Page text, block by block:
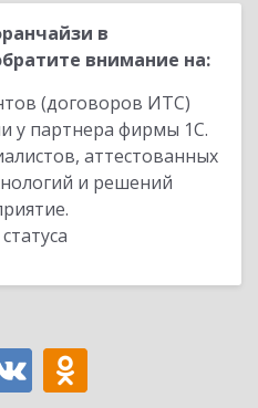
в
внимание на:
(договоров ИТС)
у партнера фирмы 1С.
аттестованных
и решений